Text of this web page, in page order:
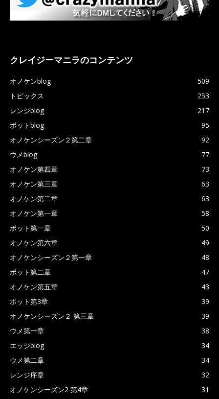
クレイジーマニラのコンテンツ
オノケンblog
509
トピックス
253
レンジblog
217
ポットblog
95
オノケンシーズン２第二章
92
ウメblog
77
オノケン第四章
73
オノケン第三章
63
オノケン第二章
63
オノケン第一章
58
ポット第一章
50
オノケン第六章
49
オノケンシーズン２第一章
48
ポット第二章
47
オノケン第五章
43
ポット第3章
39
オノケンシーズン２ 第三章
39
ウメ第一章
38
エッジblog
34
ウメ第二章
34
レンジ序章
32
オノケンシーズン2 第4章
31